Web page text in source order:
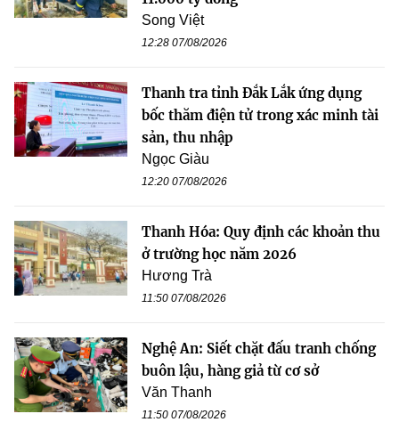
Song Việt
12:28 07/08/2026
Thanh tra tỉnh Đắk Lắk ứng dụng
bốc thăm điện tử trong xác minh tài
sản, thu nhập
Ngọc Giàu
12:20 07/08/2026
Thanh Hóa: Quy định các khoản thu
ở trường học năm 2026
Hương Trà
11:50 07/08/2026
Nghệ An: Siết chặt đấu tranh chống
buôn lậu, hàng giả từ cơ sở
Văn Thanh
11:50 07/08/2026